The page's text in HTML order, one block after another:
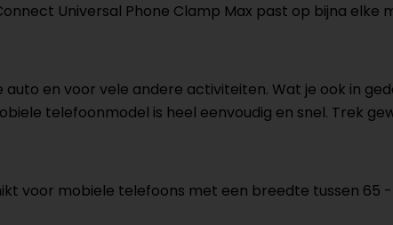
Universal Phone Clamp Max past op bijna elke
en voor vele andere activiteiten. Wat je ook in
telefoonmodel is heel eenvoudig en snel. Trek
voor mobiele telefoons met een breedte tussen 65